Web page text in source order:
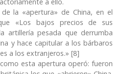
la «apertura» de China, en el
«Los bajos precios de sus
artillería pesada que derrumba
y hace capitular a los bárbaros
a los extranjeros.» [8]
esta apertura operó: fueron